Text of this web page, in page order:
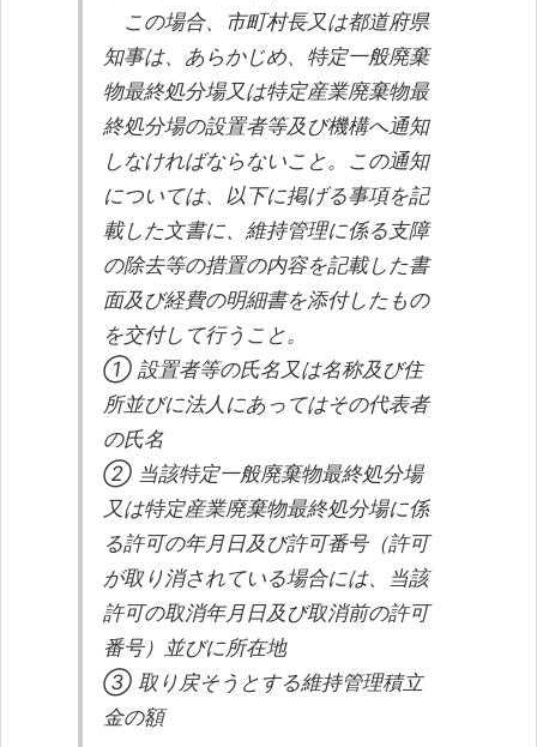
この場合、市町村長又は都道府県
知事は、あらかじめ、特定一般廃棄
物最終処分場又は特定産業廃棄物最
終処分場の設置者等及び機構へ通知
しなければならないこと。この通知
については、以下に掲げる事項を記
載した文書に、維持管理に係る支障
の除去等の措置の内容を記載した書
面及び経費の明細書を添付したもの
を交付して行うこと。
① 設置者等の氏名又は名称及び住
所並びに法人にあってはその代表者
の氏名
② 当該特定一般廃棄物最終処分場
又は特定産業廃棄物最終処分場に係
る許可の年月日及び許可番号（許可
が取り消されている場合には、当該
許可の取消年月日及び取消前の許可
番号）並びに所在地
③ 取り戻そうとする維持管理積立
金の額